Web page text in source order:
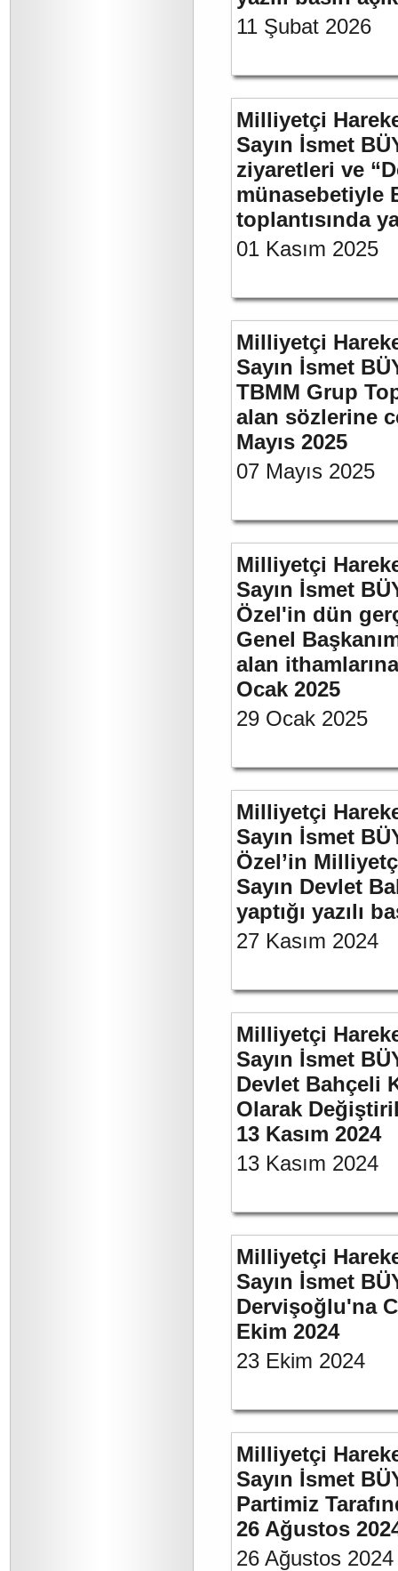
11 Şubat 2026
Milliyetçi
Sayın İsmet
ziyaretleri ve
münasebetiyle
toplantısında
01 Kasım 2025
Milliyetçi
Sayın İsmet
TBMM Grup
alan sözlerine
Mayıs 2025
07 Mayıs 2025
Milliyetçi
Sayın İsmet
Özel'in dün
Genel
alan ithamlarına
Ocak 2025
29 Ocak 2025
Milliyetçi
Sayın İsmet
Özel’in
Sayın Devlet
yaptığı yazılı
27 Kasım 2024
Milliyetçi
Sayın İsmet
Devlet Bahçeli
Olarak
13 Kasım 2024
13 Kasım 2024
Milliyetçi
Sayın İsmet
Dervişoğlu'na
Ekim 2024
23 Ekim 2024
Milliyetçi
Sayın İsmet
Partimiz
26 Ağustos
26 Ağustos 2024